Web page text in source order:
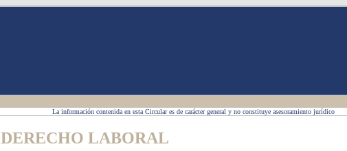
La información contenida en esta Circular es de carácter general y no constituye asesoramiento jurídico
DERECHO LABORAL